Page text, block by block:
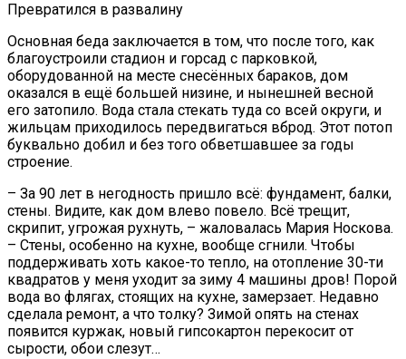
Превратился в развалину
Основная беда заключается в том, что после того, как
благоустроили стадион и горсад с парковкой,
оборудованной на месте снесённых бараков, дом
оказался в ещё большей низине, и нынешней весной
его затопило. Вода стала стекать туда со всей округи, и
жильцам приходилось передвигаться вброд. Этот потоп
буквально добил и без того обветшавшее за годы
строение.
– За 90 лет в негодность пришло всё: фундамент, балки,
стены. Видите, как дом влево повело. Всё трещит,
скрипит, угрожая рухнуть, – жаловалась Мария Носкова.
– Стены, особенно на кухне, вообще сгнили. Чтобы
поддерживать хоть какое-то тепло, на отопление 30-ти
квадратов у меня уходит за зиму 4 машины дров! Порой
вода во флягах, стоящих на кухне, замерзает. Недавно
сделала ремонт, а что толку? Зимой опять на стенах
появится куржак, новый гипсокартон перекосит от
сырости, обои слезут…